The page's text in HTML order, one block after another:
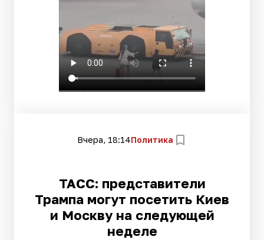
Вчера, 18:14Политика
ТАСС: представители
Трампа могут посетить Киев
и Москву на следующей
неделе